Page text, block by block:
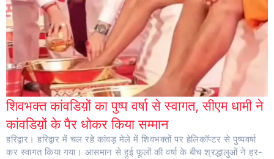
शिवभक्त कांवडिय़ों का पुष्प वर्षा से स्वागत, सीएम धामी ने
कांवडिय़ों के पैर धोकर किया सम्मान
हरिद्वार। हरिद्वार में चल रहे कांवड़ मेले में शिवभक्तों पर हेलिकॉप्टर से पुष्पवर्षा
कर स्वागत किया गया। आसमान से हुई फूलों की वर्षा के बीच श्रद्धालुओं ने हर-